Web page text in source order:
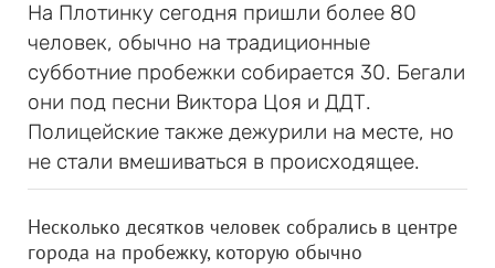
На Плотинку сегодня пришли более 80
человек, обычно на традиционные
субботние пробежки собирается 30. Бегали
они под песни Виктора Цоя и ДДТ.
Полицейские также дежурили на месте, но
не стали вмешиваться в происходящее.
Несколько десятков человек собрались в центре
города на пробежку, которую обычно